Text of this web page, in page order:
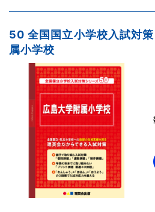
50 全国国立小学校入試対
属小学校